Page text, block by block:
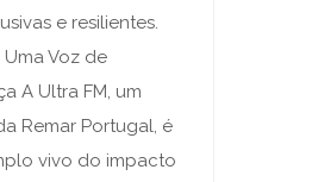
e resilientes.
Uma Voz de
A Ultra FM, um
Remar Portugal, é
vivo do impacto